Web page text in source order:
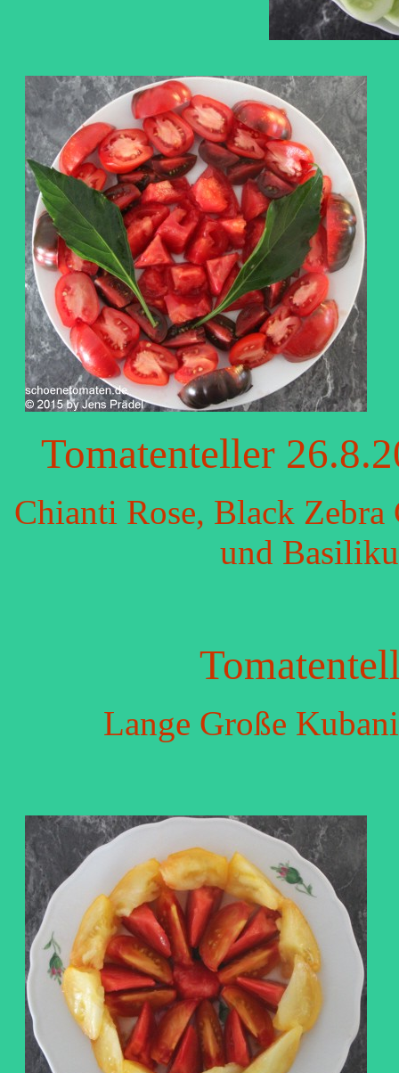
Tomatenteller
Chianti Rose, Black
und
Lange Große